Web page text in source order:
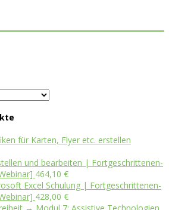
für Karten, Flyer etc. erstellen
und bearbeiten | Fortgeschrittenen-
464,10 €
Excel Schulung | Fortgeschrittenen-
428,00 €